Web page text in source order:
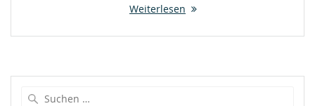
Weiterlesen